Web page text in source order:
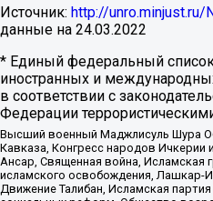
Источник: http://unro.minjust.ru/
данные на 24.03.2022
* Единый федеральный
иностранных и
в соответствии с
Федерации
Высший военный Маджлисуль Шура
Кавказа, Конгресс народов Ичкерии
Ансар, Священная война, Исламская
исламского освобождения, Лашкар-
Движение Талибан, Исламская